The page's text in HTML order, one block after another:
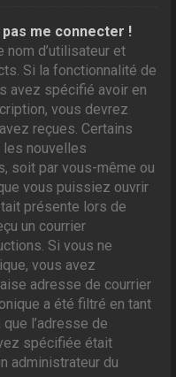
me connecter !
d’utilisateur et
Si la fonctionnalité de
avez spécifié avoir en
vous devrez
reçues. Certains
nouvelles
soit par vous-même ou
vous puissiez ouvrir
présente lors de
un courrier
Si vous ne
vous avez
adresse de courrier
a été filtré en tant
l’adresse de
spécifiée était
administrateur du